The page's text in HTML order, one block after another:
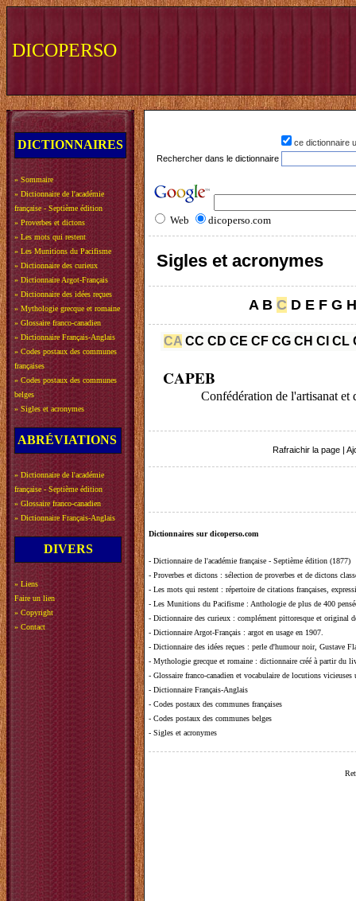
DICOPERSO
DICTIONNAIRES
» Sommaire
» Dictionnaire de l'académie
française - Septième édition
» Proverbes et dictons
» Les mots qui restent
» Les Munitions du Pacifisme
» Dictionnaire des curieux
» Dictionnaire Argot-Français
» Dictionnaire des idées reçues
» Mythologie grecque et romaine
» Glossaire franco-canadien
» Dictionnaire Français-Anglais
» Codes postaux des communes
françaises
» Codes postaux des communes
belges
» Sigles et acronymes
ABRÉVIATIONS
» Dictionnaire de l'académie
française - Septième édition
» Glossaire franco-canadien
» Dictionnaire Français-Anglais
DIVERS
» Liens
Faire un lien
» Copyright
» Contact
ce dictionnaire
Rechercher dans le dictionnaire
Web dicoperso.com
Sigles et acronymes
A B C D E F G H
CA CC CD CE CF CG CH CI CL
CAPEB
Confédération de l'artisanat et
Rafraichir la page
Dictionnaires sur dicoperso.com
- Dictionnaire de l'académie française - Septième édition (1877)
- Proverbes et dictons : sélection de proverbes et de dictons
- Les mots qui restent : répertoire de citations françaises,
- Les Munitions du Pacifisme : Anthologie de plus de 400
- Dictionnaire des curieux : complément pittoresque et original
- Dictionnaire Argot-Français : argot en usage en 1907.
- Dictionnaire des idées reçues : perle d'humour noir, Gustave
- Mythologie grecque et romaine : dictionnaire créé à partir du
- Glossaire franco-canadien et vocabulaire de locutions vicieuses
- Dictionnaire Français-Anglais
- Codes postaux des communes françaises
- Codes postaux des communes belges
- Sigles et acronymes